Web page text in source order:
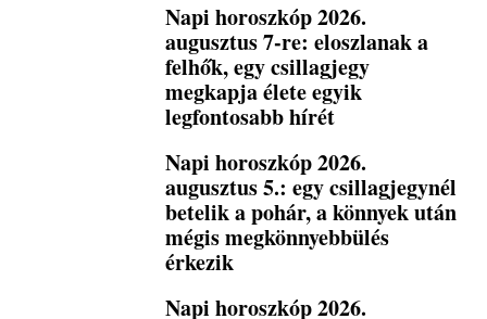
Napi horoszkóp 2026.
augusztus 7-re: eloszlanak a
felhők, egy csillagjegy
megkapja élete egyik
legfontosabb hírét
Napi horoszkóp 2026.
augusztus 5.: egy csillagjegynél
betelik a pohár, a könnyek után
mégis megkönnyebbülés
érkezik
Napi horoszkóp 2026.